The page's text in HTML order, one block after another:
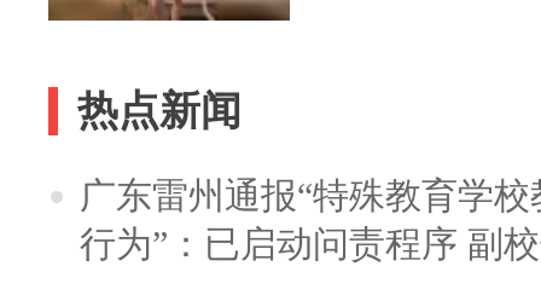
热点新闻
广东雷州通报“特殊教育学
行为”：已启动问责程序 副